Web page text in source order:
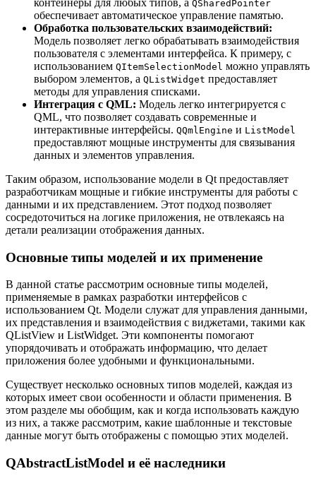
QSharedPointer
обеспечивает автоматическое управление памятью.
Обработка пользовательских взаимодействий:
Модель позволяет легко обрабатывать взаимодействия
пользователя с элементами интерфейса. К примеру, с
использованием QItemSelectionModel можно управлять
выбором элементов, а QListWidget предоставляет
методы для управления списками.
Интеграция с QML: Модель легко интегрируется с
QML, что позволяет создавать современные и
интерактивные интерфейсы. QQmlEngine и ListModel
предоставляют мощные инструменты для связывания
данных и элементов управления.
Таким образом, использование модели в Qt предоставляет
разработчикам мощные и гибкие инструменты для работы с
данными и их представлением. Этот подход позволяет
сосредоточиться на логике приложения, не отвлекаясь на
детали реализации отображения данных.
Основные типы моделей и их применение
В данной статье рассмотрим основные типы моделей,
применяемые в рамках разработки интерфейсов с
использованием Qt. Модели служат для управления данными,
их представления и взаимодействия с виджетами, такими как
QListView и ListWidget. Эти компоненты помогают
упорядочивать и отображать информацию, что делает
приложения более удобными и функциональными.
Существует несколько основных типов моделей, каждая из
которых имеет свои особенности и области применения. В
этом разделе мы обобщим, как и когда использовать каждую
из них, а также рассмотрим, какие шаблонные и текстовые
данные могут быть отображены с помощью этих моделей.
QAbstractListModel и её наследники